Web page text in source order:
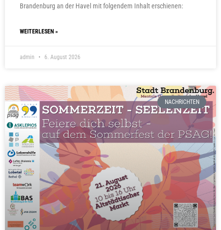
Brandenburg an der Havel mit folgendem Inhalt erschienen:
WEITERLESEN »
admin 6. August 2026
NACHRICHTEN